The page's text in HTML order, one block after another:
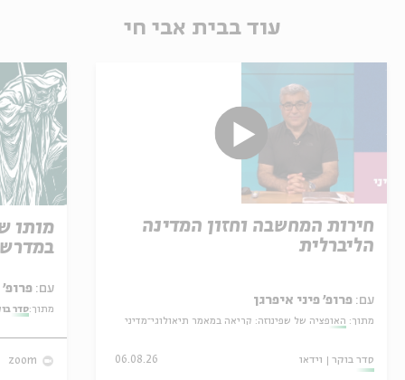
עוד בבית אבי חי
חירות המחשבה וחזון המדינה
הליברלית
עם: פרופ' פיני איפרגן
מתוך: האופציה של שפינוזה: קריאה במאמר תיאולוגי־מדיני
סדר בוקר וידאו 06.08.26
מותו
עם: פרופ' אביגדור שנאן
מתוך:סדר
zoom